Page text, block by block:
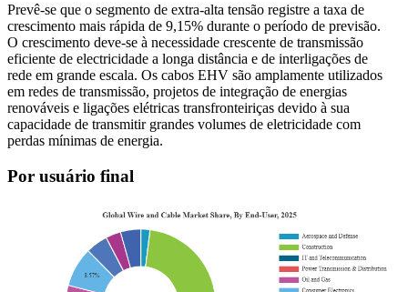
Prevê-se que o segmento de extra-alta tensão registre a taxa de
crescimento mais rápida de 9,15% durante o período de previsão.
O crescimento deve-se à necessidade crescente de transmissão
eficiente de electricidade a longa distância e de interligações de
rede em grande escala. Os cabos EHV são amplamente utilizados
em redes de transmissão, projetos de integração de energias
renováveis ​​e ligações elétricas transfronteiriças devido à sua
capacidade de transmitir grandes volumes de eletricidade com
perdas mínimas de energia.
Por usuário final